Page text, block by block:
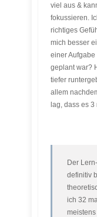
viel aus &
fokussieren.
richtiges
mich besser
einer
geplant war?
tiefer
allem
lag, dass es
Der
definitiv
ich 32